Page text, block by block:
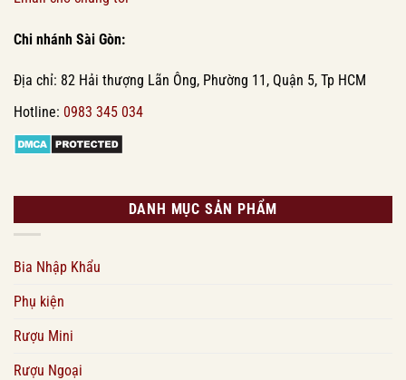
Chi nhánh Sài Gòn:
Địa chỉ: 82 Hải thượng Lãn Ông, Phường 11, Quận 5, Tp HCM
Hotline: 0983 345 034
DANH MỤC SẢN PHẨM
Bia Nhập Khẩu
Phụ kiện
Rượu Mini
Rượu Ngoại